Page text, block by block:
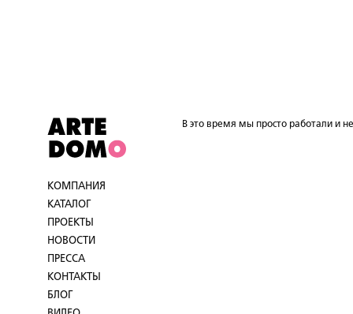
КОМПАНИЯ
КАТАЛОГ
ПРОЕКТЫ
НОВОСТИ
ПРЕССА
КОНТАКТЫ
БЛОГ
В это время мы просто работали и